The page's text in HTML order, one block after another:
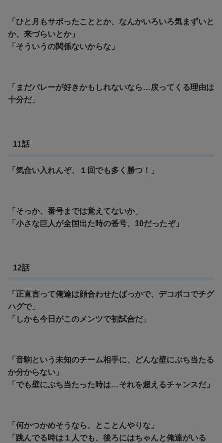
「ひと月もサボったこととか、なんかいろいろ気まずいと
か、来づらいとか」
「 そういうの関係ないからな」
「まだバレーが好きかもしれないなら…戻ってくる理由は
十分だ」
11話
「気合い入れんぞ、１回でも多く勝つ！」
「そっか、番号までは覚えてないか」
「小さな巨人が全国出た時の番号、10だったぞ」
12話
「正直言って俺達は顔合わせたばっかで、デコボコでチグ
ハグで」
「しかも今日がこのメンツで初試合だ」
「音駒という未知のチーム相手に、どんな壁にぶち当たる
か分からない」
「でも壁にぶち当たった時は…それを超えるチャンスだ」
「何かつかめそうなら、とことんやりな」
「跳んでる時は１人でも、後ろにはちゃんと俺達がいる